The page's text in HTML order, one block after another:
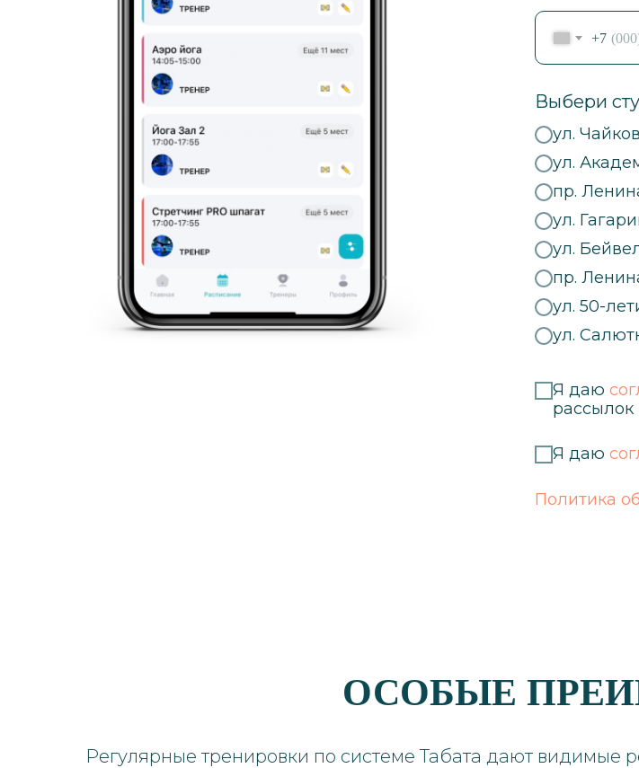
+7
Выбери
ул.
ул.
пр.
ул.
ул.
пр.
ул. 50-
ул.
Я даю
рассылок
Я даю
Политика
ОСОБЫЕ
Регулярные тренировки по системе Табата дают видимые